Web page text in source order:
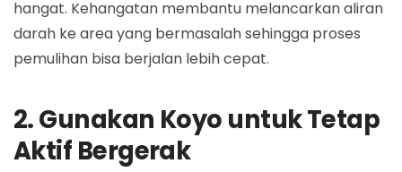
hangat. Kehangatan membantu melancarkan aliran
darah ke area yang bermasalah sehingga proses
pemulihan bisa berjalan lebih cepat.
2. Gunakan Koyo untuk Tetap
Aktif Bergerak